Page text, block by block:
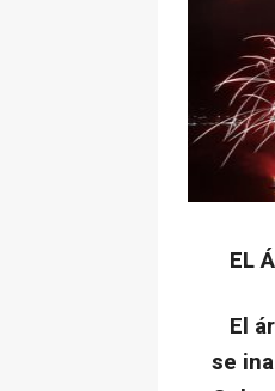
EL
El
se